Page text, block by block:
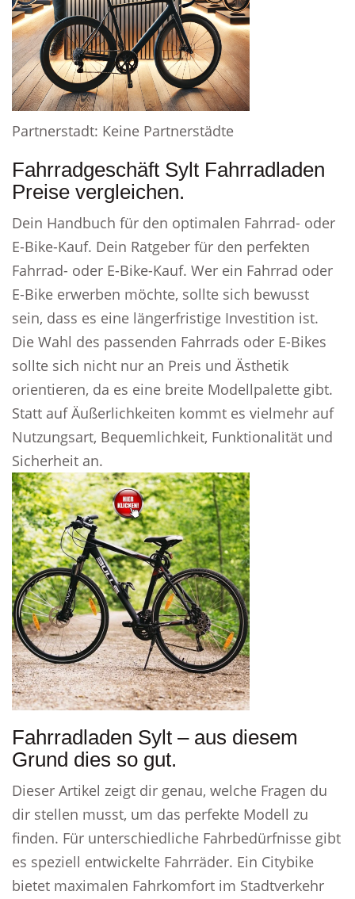
Partnerstadt: Keine Partnerstädte
Fahrradgeschäft Sylt Fahrradladen
Preise vergleichen.
Dein Handbuch für den optimalen Fahrrad- oder
E-Bike-Kauf. Dein Ratgeber für den perfekten
Fahrrad- oder E-Bike-Kauf. Wer ein Fahrrad oder
E-Bike erwerben möchte, sollte sich bewusst
sein, dass es eine längerfristige Investition ist.
Die Wahl des passenden Fahrrads oder E-Bikes
sollte sich nicht nur an Preis und Ästhetik
orientieren, da es eine breite Modellpalette gibt.
Statt auf Äußerlichkeiten kommt es vielmehr auf
Nutzungsart, Bequemlichkeit, Funktionalität und
Sicherheit an.
Fahrradladen Sylt – aus diesem
Grund dies so gut.
Dieser Artikel zeigt dir genau, welche Fragen du
dir stellen musst, um das perfekte Modell zu
finden. Für unterschiedliche Fahrbedürfnisse gibt
es speziell entwickelte Fahrräder. Ein Citybike
bietet maximalen Fahrkomfort im Stadtverkehr